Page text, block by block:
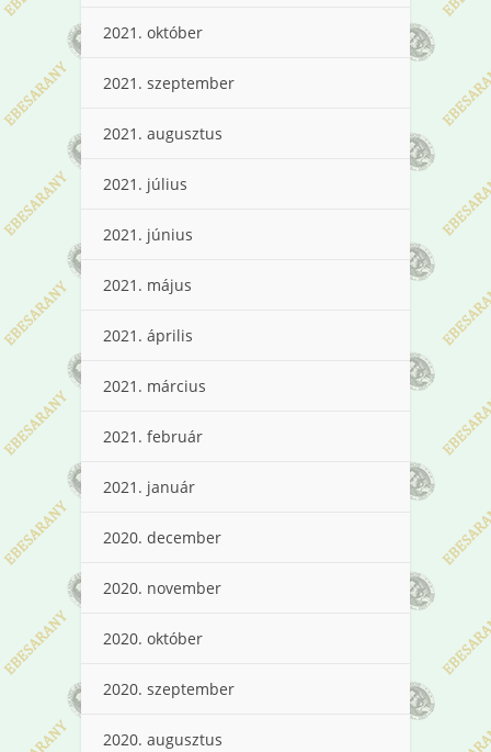
2021. október
2021. szeptember
2021. augusztus
2021. július
2021. június
2021. május
2021. április
2021. március
2021. február
2021. január
2020. december
2020. november
2020. október
2020. szeptember
2020. augusztus